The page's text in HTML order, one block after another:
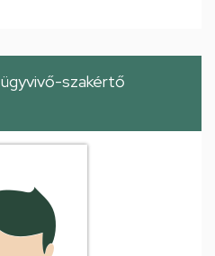
ügyvivő-szakértő